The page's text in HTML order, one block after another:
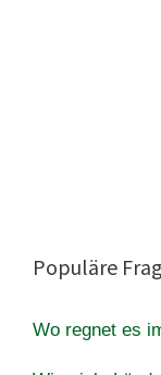
Populäre
Wo regnet es